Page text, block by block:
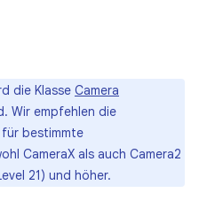
die Klasse Camera
Wir empfehlen die
bestimmte
CameraX als auch Camera2
21) und höher.